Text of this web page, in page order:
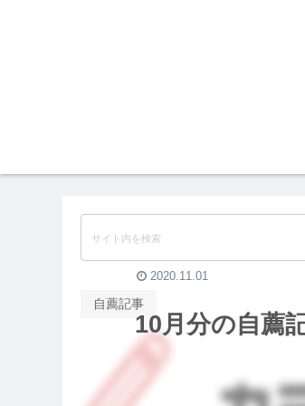
10月分の自薦
自薦記事
2020.11.01